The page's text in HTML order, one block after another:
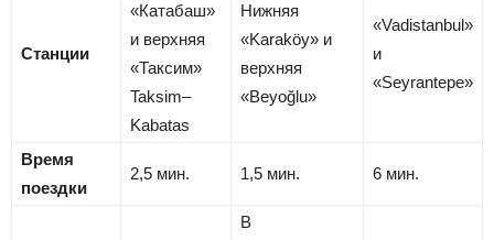
Станции
«Катабаш»
и верхняя
«Таксим»
Taksim–
Kabatas
Нижняя
«Karaköy» и
верхняя
«Beyoğlu»
«Vadistanbul»
и
«Seyrantepe»
Время
поездки
2,5 мин. 1,5 мин. 6 мин.
В